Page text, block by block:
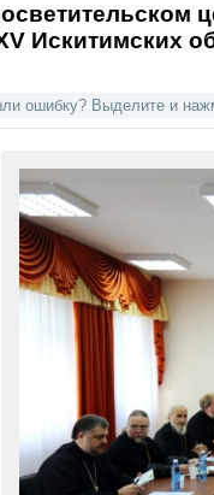
Искитимских
ошибку? Выделите и